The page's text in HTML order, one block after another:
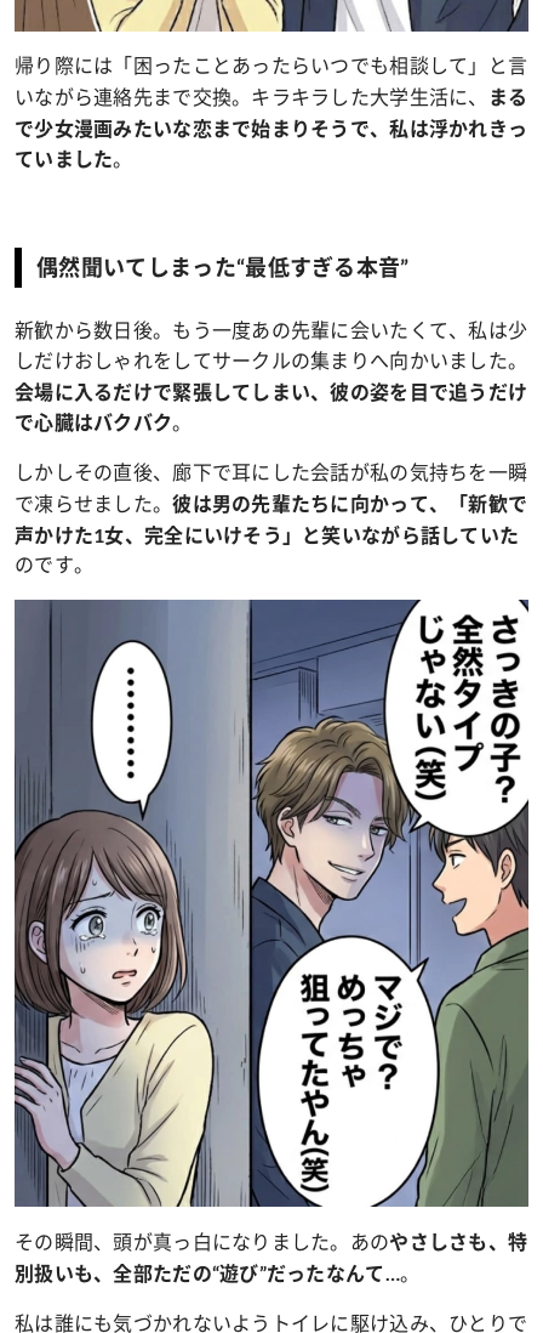
帰り際には「困ったことあったらいつでも相談して」と言
いながら連絡先まで交換。キラキラした大学生活に、
まる
で少女漫画みたいな恋まで始まりそうで、私は浮かれきっ
ていました。
偶然聞いてしまった“最低すぎる本音”
新歓から数日後。もう一度あの先輩に会いたくて、私は少
しだけおしゃれをしてサークルの集まりへ向かいました。
会場に入るだけで緊張してしまい、彼の姿を目で追うだけ
で心臓はバクバク。
しかしその直後、廊下で耳にした会話が私の気持ちを一瞬
で凍らせました。彼は男の先輩たちに向かって、「新歓で
声かけた1女、完全にいけそう」と笑いながら話していた
のです。
その瞬間、頭が真っ白になりました。あのやさしさも、特
別扱いも、全部ただの“遊び”だったなんて…。
私は誰にも気づかれないようトイレに駆け込み、ひとりで